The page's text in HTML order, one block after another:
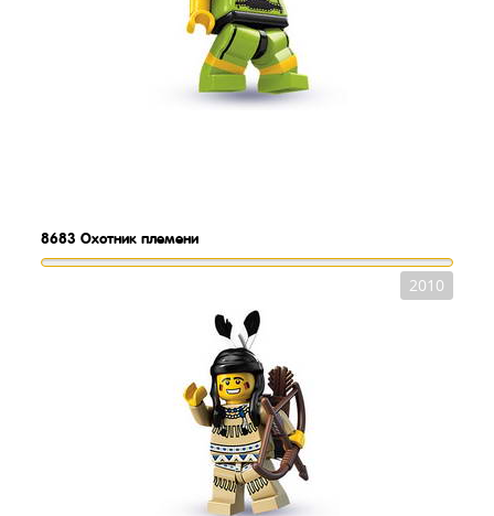
8683 Охотник племени
2010